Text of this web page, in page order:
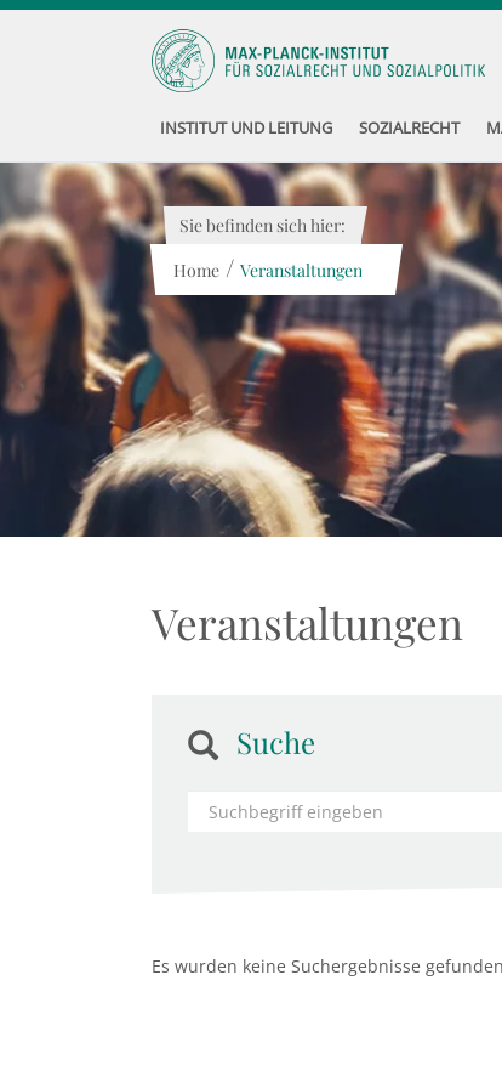
INSTITUT UND LEITUNG SOZIALRECHT
Sie befinden sich hier:
Home / Veranstaltungen
Veranstaltungen
Suche
Es wurden keine Suchergebnisse